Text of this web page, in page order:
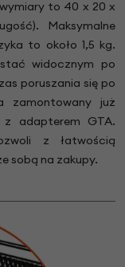
to 40 x 20 x
Maksymalne
to około 1,5 kg.
widocznym po
poruszania się po
zamontowany już
z adapterem GTA.
z łatwością
sobą na zakupy.